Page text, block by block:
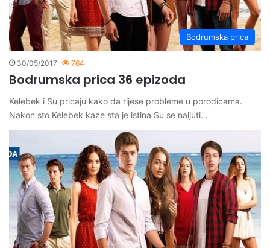
Bodrumska prica
30/05/2017 764
Bodrumska prica 36 epizoda
Kelebek i Su pricaju kako da rijese probleme u porodicama.
Nakon sto Kelebek kaze sta je istina Su se naljuti…